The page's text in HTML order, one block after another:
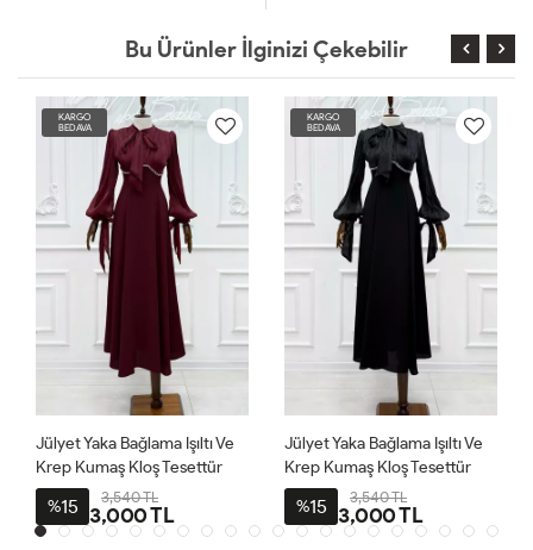
Bu Ürünler İlginizi Çekebilir
KARGO
BEDAVA
Jülyet Yaka Bağlama Işıltı Ve
Krep Kumaş Kloş Tesettür
Abiye Bordo
%15 3,540 TL
3,000 TL
KARGO
BEDAVA
Jülyet Yaka Bağlama Işıltı Ve
Krep Kumaş Kloş Tesettür
Abiye Siyah
%15 3,540 TL
3,000 TL